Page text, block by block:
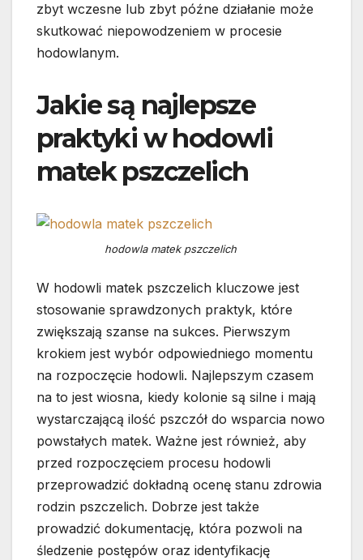
zbyt wczesne lub zbyt późne działanie może
skutkować niepowodzeniem w procesie
hodowlanym.
Jakie są najlepsze
praktyki w hodowli
matek pszczelich
hodowla matek pszczelich
W hodowli matek pszczelich kluczowe jest
stosowanie sprawdzonych praktyk, które
zwiększają szanse na sukces. Pierwszym
krokiem jest wybór odpowiedniego momentu
na rozpoczęcie hodowli. Najlepszym czasem
na to jest wiosna, kiedy kolonie są silne i mają
wystarczającą ilość pszczół do wsparcia nowo
powstałych matek. Ważne jest również, aby
przed rozpoczęciem procesu hodowli
przeprowadzić dokładną ocenę stanu zdrowia
rodzin pszczelich. Dobrze jest także
prowadzić dokumentację, która pozwoli na
śledzenie postępów oraz identyfikację